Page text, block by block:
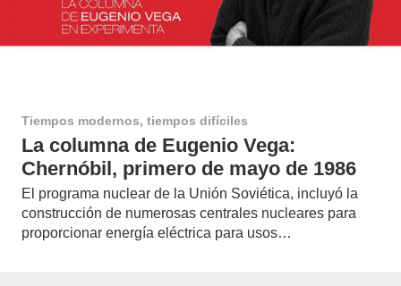
Tiempos modernos, tiempos difíciles
La columna de Eugenio Vega:
Chernóbil, primero de mayo de 1986
El programa nuclear de la Unión Soviética, incluyó la
construcción de numerosas centrales nucleares para
proporcionar energía eléctrica para usos…